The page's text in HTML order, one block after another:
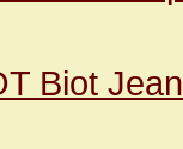
Biot Jean